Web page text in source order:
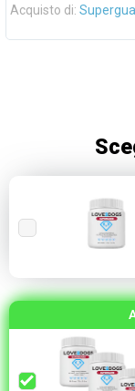
Acquisto di: